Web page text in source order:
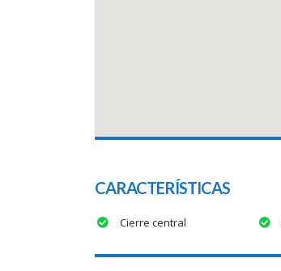
CARACTERÍSTICAS
Cierre central